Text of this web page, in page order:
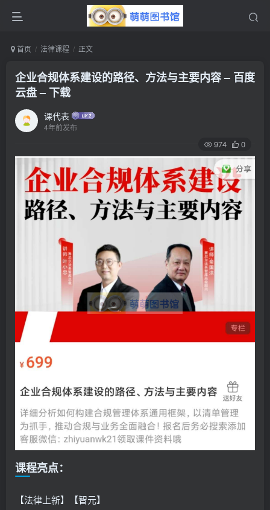
首页 法律课程 正文
企业合规体系建设的路径、方法与主要内容 – 百度
云盘 – 下载
课代表
4年前发布
974 0
课程亮点：
【法律上新】【智元】